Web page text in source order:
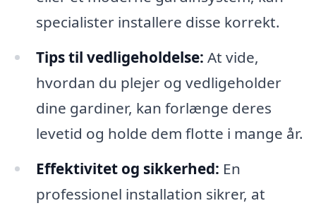
specialister installere disse korrekt.
Tips til vedligeholdelse: At vide,
hvordan du plejer og vedligeholder
dine gardiner, kan forlænge deres
levetid og holde dem flotte i mange år.
Effektivitet og sikkerhed: En
professionel installation sikrer, at